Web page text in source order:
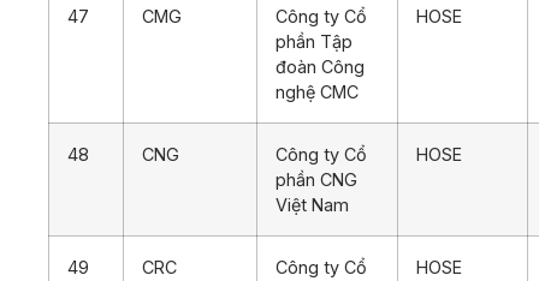
47 CMG
Công ty Cổ
phần Tập
đoàn Công
nghệ CMC
HOSE
48 CNG
Công ty Cổ
phần CNG
Việt Nam
HOSE
49 CRC
Công ty Cổ
HOSE